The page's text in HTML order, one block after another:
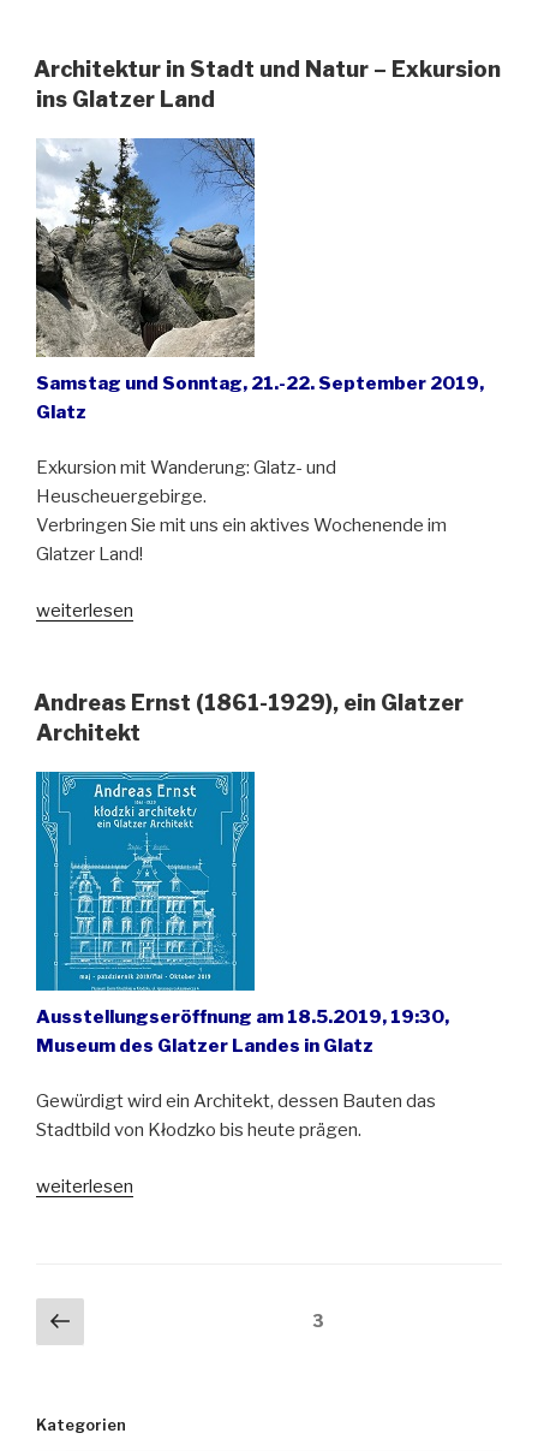
Architektur in Stadt und Natur – Exkursion
ins Glatzer Land
Samstag und Sonntag, 21.-22. September 2019,
Glatz
Exkursion mit Wanderung: Glatz- und
Heuscheuergebirge.
Verbringen Sie mit uns ein aktives Wochenende im
Glatzer Land!
„Architektur
und
Natur
Exkursion
ins
Glatzer
Land“
weiterlesen
Andreas Ernst (1861-1929), ein Glatzer
Architekt
Ausstellungseröffnung am 18.5.2019, 19:30,
Museum des Glatzer Landes in Glatz
Gewürdigt wird ein Architekt, dessen Bauten das
Stadtbild von Kłodzko bis heute prägen.
„Andreas
ein
Glatzer
weiterlesen
Seitennummerierung
der
Vorherige
Seite
Seite3
Kategorien